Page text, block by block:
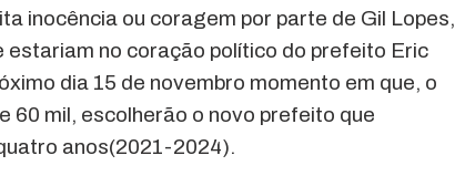
inocência ou coragem por parte de Gil Lopes,
estariam no coração político do prefeito Eric
dia 15 de novembro momento em que, o
60 mil, escolherão o novo prefeito que
anos(2021-2024).